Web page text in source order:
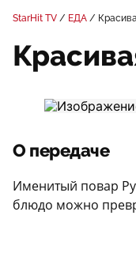
StarHit TV ЕДА
О передаче
Именитый повар
блюдо можно